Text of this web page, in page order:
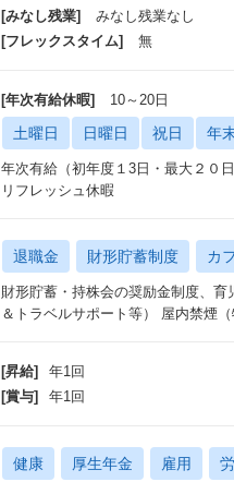
[みなし残業]
みなし残業なし
[フレックスタイム]
無
[年次有給休暇] 10～20日
土曜日 日曜日 祝日 年
年次有給（初年度１3日・最大２０
リフレッシュ休暇
退職金 財形貯蓄制度 カ
財形貯蓄・持株会の奨励金制度、
＆トラベルサポート等） 屋内禁煙
[昇給]
年1回
[賞与]
年1回
健康 厚生年金 雇用